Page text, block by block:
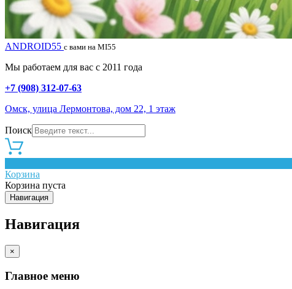
ANDROID55 с вами на MI55
Мы работаем для вас с 2011 года
+7 (908) 312-07-63
Омск, улица Лермонтова, дом 22, 1 этаж
Поиск
Корзина
Корзина пуста
Навигация
Навигация
×
Главное меню